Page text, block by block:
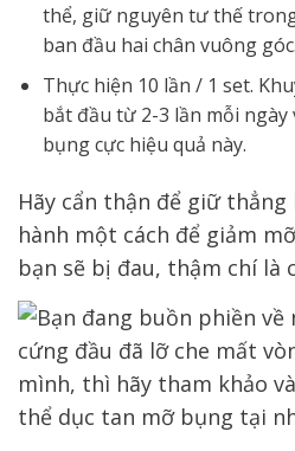
thể, giữ nguyên tư thế
ban đầu hai chân vuông góc.
Thực hiện 10 lần / 1 set.
bắt đầu từ 2-3 lần mỗi
bụng cực hiệu quả này.
Hãy cẩn thận để giữ
hành một cách để giảm
bạn sẽ bị đau, thậm chí là